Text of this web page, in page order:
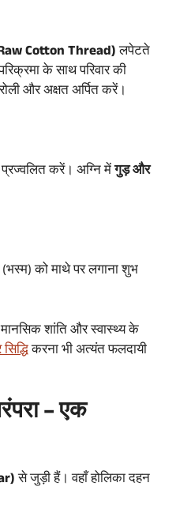
Cotton Thread)लपेटते
के साथ परिवार की
और अक्षत अर्पित करें।
करें। अग्नि मेंगुड़ और
को माथे पर लगाना शुभ
शांति और स्वास्थ्य के
करना भी अत्यंत फलदायी
– एक
से जुड़ी हैं। वहाँ होलिका दहन